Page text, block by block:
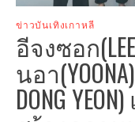
ข่าวบันเทิงเกาหลี
อีจงซอก(LEE
นอา
DONG